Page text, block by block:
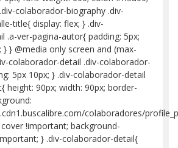
colaborador-biography .div-
title{ display: flex; } .div-
.a-ver-pagina-autor{ padding: 5px;
} } @media only screen and (max-
colaborador-detail .div-colaborador-
5px 10px; } .div-colaborador-detail
height: 90px; width: 90px; border-
colaboradores/
!important; background-
} .div-colaborador-detail{